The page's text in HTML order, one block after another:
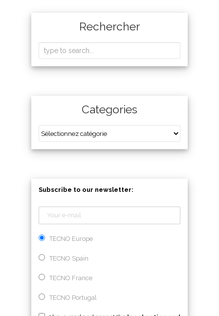
Rechercher
Categories
Subscribe to our newsletter:
TECNO Europe
TECNO Spain
TECNO France
TECNO Portugal